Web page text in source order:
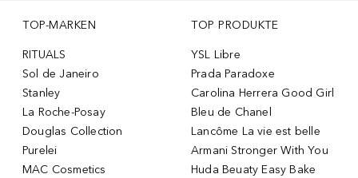
TOP-MARKEN
RITUALS
Sol de Janeiro
Stanley
La Roche-Posay
Douglas Collection
Purelei
MAC Cosmetics
TOP PRODUKTE
YSL Libre
Prada Paradoxe
Carolina Herrera Good Girl
Bleu de Chanel
Lancôme La vie est belle
Armani Stronger With You
Huda Beuaty Easy Bake